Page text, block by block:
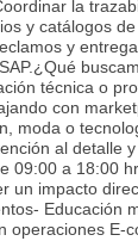
la
y catálogos
y
técnica o
con
moda o
al detalle
09:00 a 18:00
un impacto
Educación
operaciones